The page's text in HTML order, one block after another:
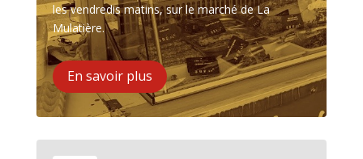
les vendredis matins, sur le marché de La
Mulatière.
En savoir plus